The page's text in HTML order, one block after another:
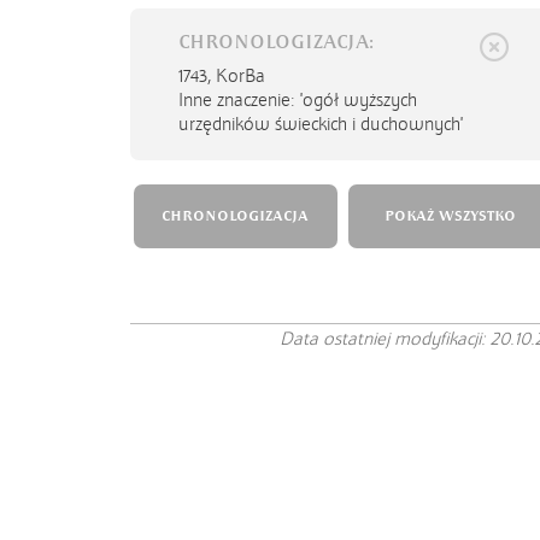
CHRONOLOGIZACJA:
1743, KorBa
Inne znaczenie: 'ogół wyższych
urzędników świeckich i duchownych'
CHRONOLOGIZACJA POKAŻ WSZYSTKO
Data ostatniej modyfikacji: